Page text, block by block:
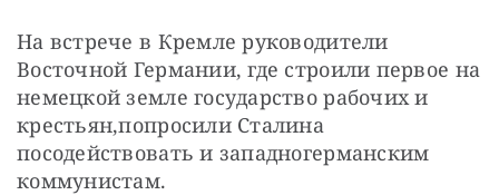
На встрече в Кремле руководители
Восточной Германии, где строили первое на
немецкой земле государство рабочих и
крестьян,попросили Сталина
посодействовать и западногерманским
коммунистам.